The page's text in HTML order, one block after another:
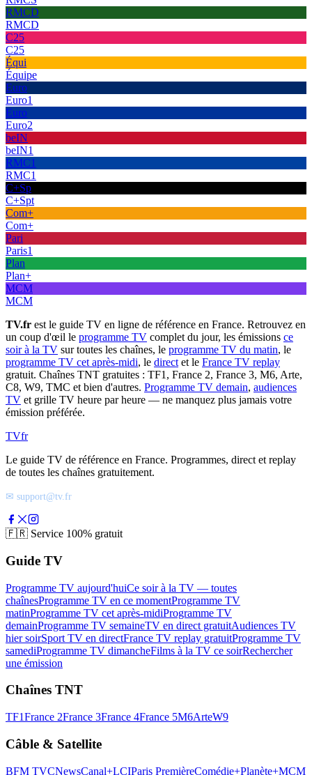
RMCD
RMCD
C25
C25
Équi
Équipe
Euro
Euro1
Euro
Euro2
beIN
beIN1
RMC1
RMC1
C+Sp
C+Spt
Com+
Com+
Pari
Paris1
Plan
Plan+
MCM
MCM
TV.fr est le guide TV en ligne de référence en France. Retrouvez en
un coup d'œil le programme TV complet du jour, les émissions ce
soir à la TV sur toutes les chaînes, le programme TV du matin, le
programme TV cet après-midi, le direct et le France TV replay
gratuit. Chaînes TNT gratuites : TF1, France 2, France 3, M6, Arte,
C8, W9, TMC et bien d'autres. Programme TV demain, audiences
TV et grille TV heure par heure — ne manquez plus jamais votre
émission préférée.
TVfr
Le guide TV de référence en France. Programmes, direct et replay
de toutes les chaînes gratuitement.
✉ support@tv.fr
🇫🇷 Service 100% gratuit
Guide TV
Programme TV aujourd'huiCe soir à la TV — toutes
chaînesProgramme TV en ce momentProgramme TV
matinProgramme TV cet après-midiProgramme TV
demainProgramme TV semaineTV en direct gratuitAudiences TV
hier soirSport TV en directFrance TV replay gratuitProgramme TV
samediProgramme TV dimancheFilms à la TV ce soirRechercher
une émission
Chaînes TNT
TF1France 2France 3France 4France 5M6ArteW9
Câble & Satellite
BFM TVCNewsCanal+LCIParis PremièreComédie+Planète+MCM